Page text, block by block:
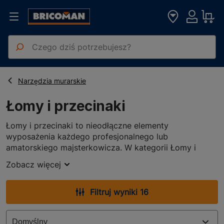
Strona główna
Narzędzia ręczne
Narzędzia murarskie
Łomy i przecinaki
Łomy i przecinaki
Łomy i przecinaki to nieodłączne elementy
wyposażenia każdego profesjonalnego lub
amatorskiego majsterkowicza. W kategorii Łomy i
wybór narzędzi, które ułatwią Ci wszelkie prace
budowlane i remontowe.
Łomy i przecinaki: wszechstronne
narzędzia dla budowniczych i
Zobacz więcej
Filtruj wyniki 16